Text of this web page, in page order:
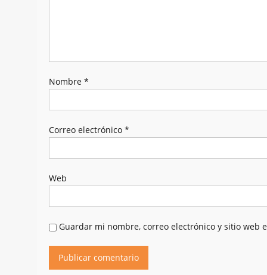
Nombre *
Correo electrónico *
Web
Guardar mi nombre, correo electrónico y sitio web